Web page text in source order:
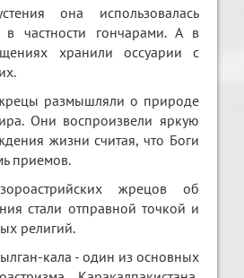
она использовалась
в частности гончарами. А в
хранили оссуарии с
размышляли о природе
Они воспроизвели яркую
жизни считая, что Боги
приемов.
жрецов об
стали отправной точкой и
религий.
кала - один из основных